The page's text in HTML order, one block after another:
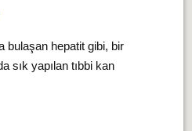
bulaşan hepatit gibi, bir
sık yapılan tıbbi kan